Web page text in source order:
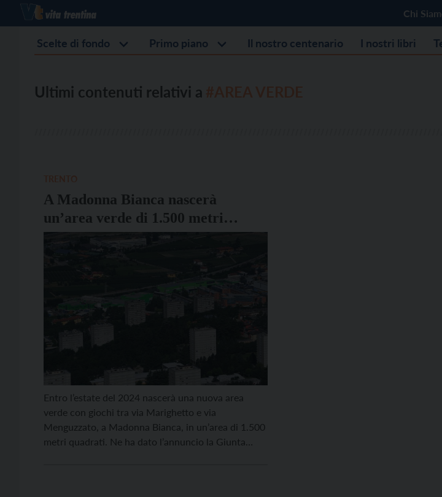
Chi
Scelte di fondo Primo piano Il nostro centenario I nostri libri
Ultimi contenuti relativi a
A Madonna Bianca nascerà
un’area verde di 1.500 metri
quadrati
Entro l’estate del 2024 nascerà una nuova area
verde con giochi tra via Marighetto e via
Menguzzato, a Madonna Bianca, in un’area di 1.500
metri quadrati. Ne ha dato l’annuncio la Giunta